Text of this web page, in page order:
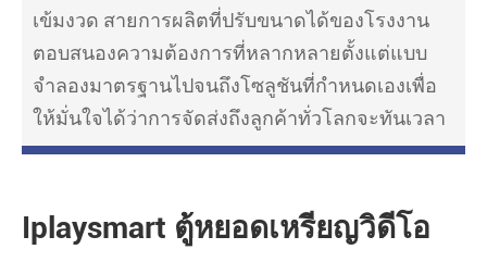
เข้มงวด สายการผลิตที่ปรับขนาดได้ของโรงงาน
ตอบสนองความต้องการที่หลากหลายตั้งแต่แบบ
จำลองมาตรฐานไปจนถึงโซลูชันที่กำหนดเองเพื่อ
ให้มั่นใจได้ว่าการจัดส่งถึงลูกค้าทั่วโลกจะทันเวลา
Iplaysmart ตู้หยอดเหรียญวิดีโอ